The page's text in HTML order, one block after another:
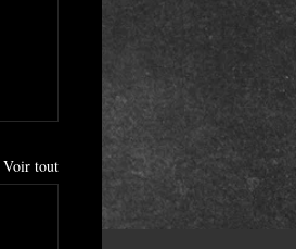
Voir tout